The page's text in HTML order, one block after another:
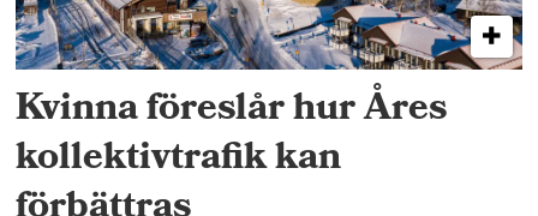
Kvinna föreslår hur Åres
kollektivtrafik kan